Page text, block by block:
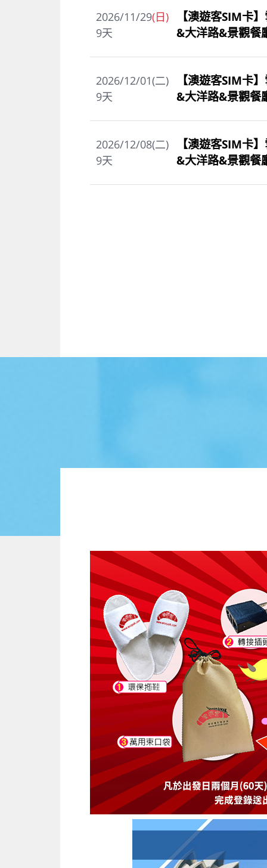
2026/11/29(日)
9天
【澳遊客SIM卡
&大洋路&景觀餐
2026/12/01(二)
9天
【澳遊客SIM卡
&大洋路&景觀餐
2026/12/08(二)
9天
【澳遊客SIM卡
&大洋路&景觀餐